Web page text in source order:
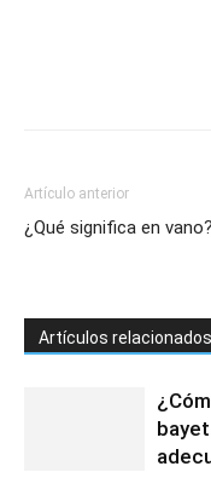
Artículo anterior
¿Qué significa en vano?
Artículos relacionados